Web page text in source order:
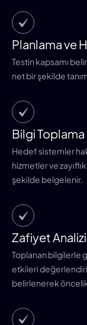
Planlama ve
Testin kapsamı
net bir şekilde
Bilgi Toplama
Hedef sistemler
hizmetler ve
şekilde belgelenir.
Zafiyet Analizi
Toplanan bilgilerle
etkileri
belirlenerek